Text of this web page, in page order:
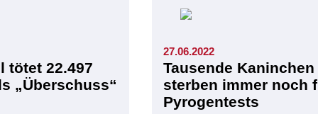
Geschichte
Spenden statt Schenken
tötet 22.497
„Überschuss“
27.06.2022
Tausende Kaninchen
sterben immer noch
Pyrogentests